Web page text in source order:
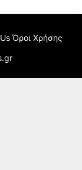
Όροι Χρήσης